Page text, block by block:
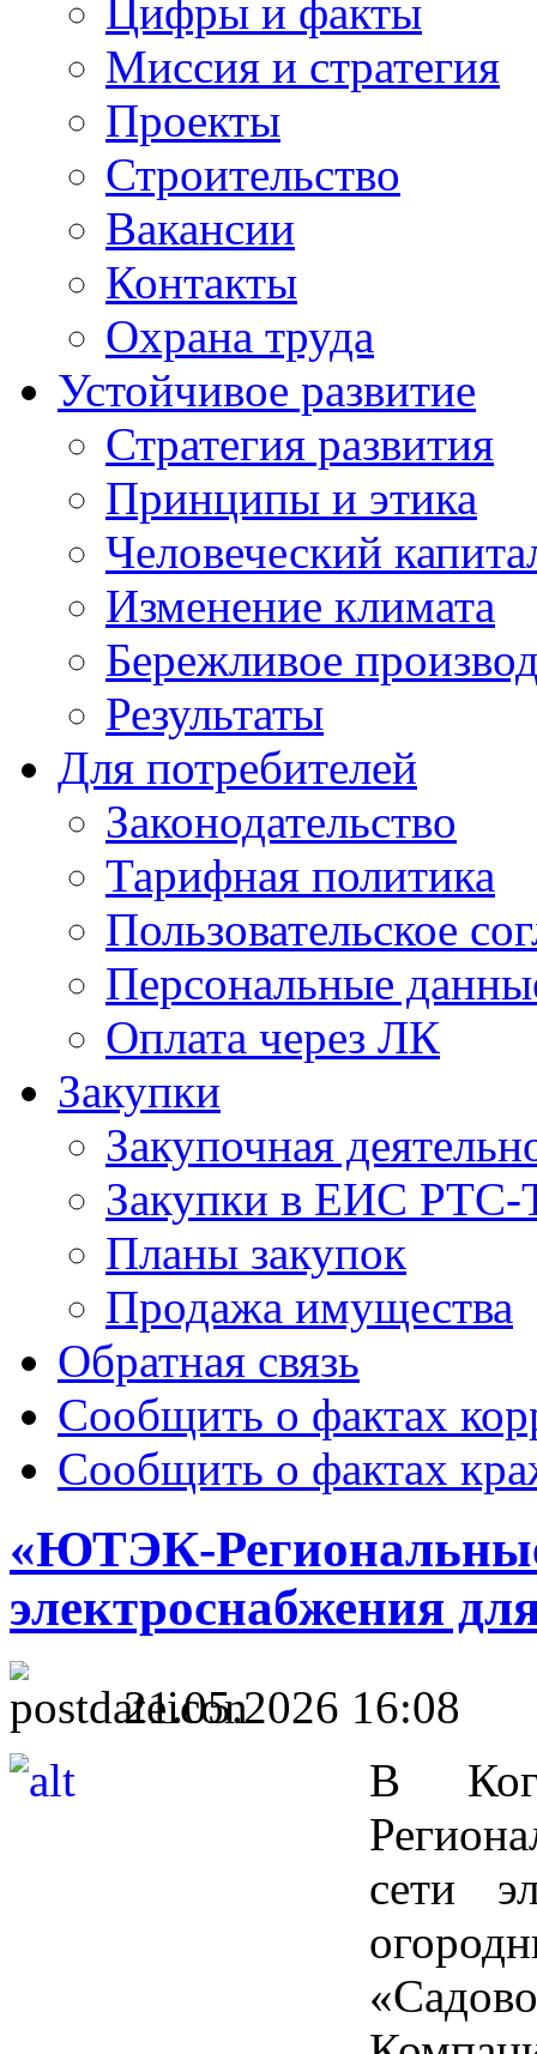
Цифры и факты
Миссия и стратегия
Проекты
Строительство
Вакансии
Контакты
Охрана труда
Устойчивое развитие
Стратегия развития
Принципы и этика
Человеческий
Изменение климата
Бережливое
Результаты
Для потребителей
Законодательство
Тарифная политика
Пользовательское
Персональные
Оплата через ЛК
Закупки
Закупочная
Закупки в ЕИС РТС-
Планы закупок
Продажа имущества
Обратная связь
Сообщить о фактах
Сообщить о фактах
«ЮТЭК-
электроснабжения
21.05.2026 16:08
В
сети